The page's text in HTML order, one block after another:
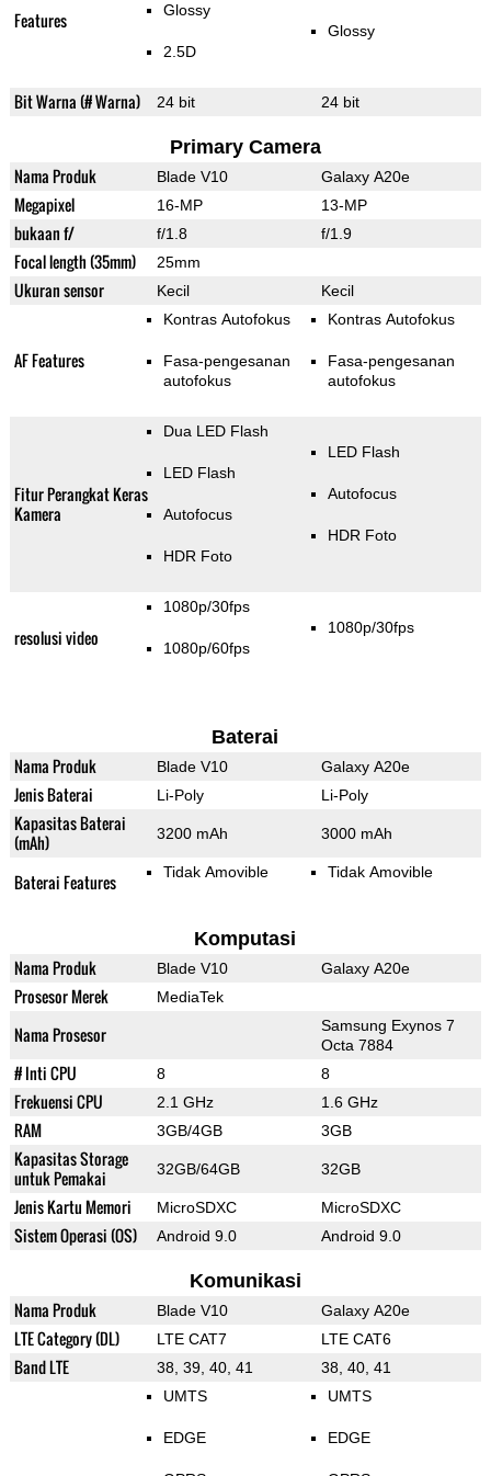
Features Glossy
2.5D
Glossy
Bit Warna (# Warna) 24 bit 24 bit
Primary Camera
Nama Produk Blade V10 Galaxy A20e
Megapixel 16-MP 13-MP
bukaan f/ f/1.8 f/1.9
Focal length (35mm) 25mm
Ukuran sensor Kecil Kecil
AF Features
Kontras Autofokus
Fasa-pengesanan
autofokus
Kontras Autofokus
Fasa-pengesanan
autofokus
Fitur Perangkat Keras
Kamera
Dua LED Flash
LED Flash
Autofocus
HDR Foto
LED Flash
Autofocus
HDR Foto
resolusi video
1080p/30fps
1080p/60fps
1080p/30fps
Baterai
Nama Produk Blade V10 Galaxy A20e
Jenis Baterai Li-Poly Li-Poly
Kapasitas Baterai
(mAh)
3200 mAh 3000 mAh
Baterai Features Tidak Amovible Tidak Amovible
Komputasi
Nama Produk Blade V10 Galaxy A20e
Prosesor Merek MediaTek
Nama Prosesor
Samsung Exynos 7
Octa 7884
# Inti CPU 8 8
Frekuensi CPU 2.1 GHz 1.6 GHz
RAM 3GB/4GB 3GB
Kapasitas Storage
untuk Pemakai
32GB/64GB 32GB
Jenis Kartu Memori MicroSDXC MicroSDXC
Sistem Operasi (OS) Android 9.0 Android 9.0
Komunikasi
Nama Produk Blade V10 Galaxy A20e
LTE Category (DL) LTE CAT7 LTE CAT6
Band LTE 38, 39, 40, 41
38, 40, 41
UMTS
EDGE
UMTS
EDGE